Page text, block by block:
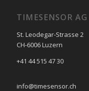
TIMESENSOR AG
St. Leodegar-Strasse 2
CH-6006 Luzern
+41 44 515 47 30
info@timesensor.ch